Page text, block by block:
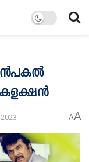
കളക്ഷൻ
AA